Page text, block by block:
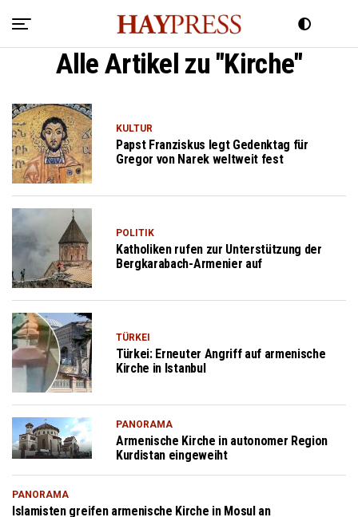
Alle Artikel zu "Kirche"
KULTUR
Papst Franziskus legt Gedenktag für
Gregor von Narek weltweit fest
POLITIK
Katholiken rufen zur Unterstützung der
Bergkarabach-Armenier auf
TÜRKEI
Türkei: Erneuter Angriff auf armenische
Kirche in Istanbul
PANORAMA
Armenische Kirche in autonomer Region
Kurdistan eingeweiht
PANORAMA
Islamisten greifen armenische Kirche in Mosul an